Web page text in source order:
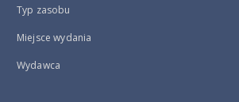
Typ zasobu
Miejsce wydania
Wydawca